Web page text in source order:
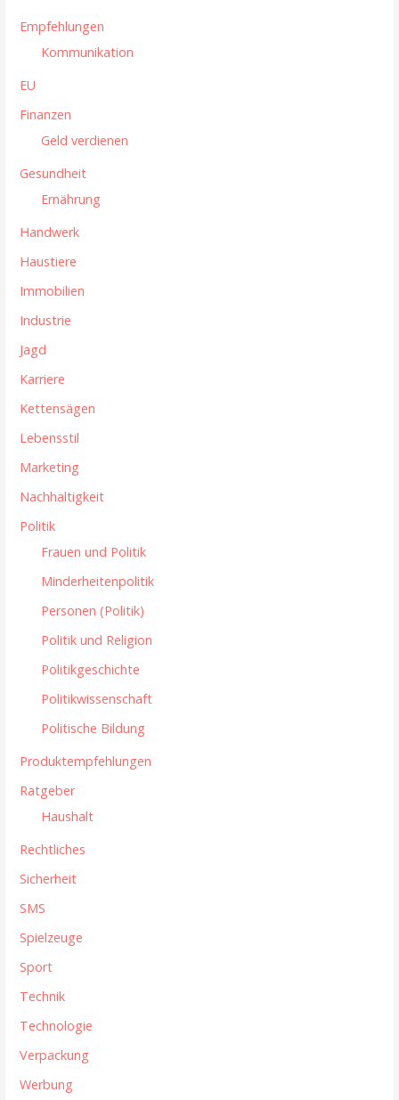
Empfehlungen
Kommunikation
EU
Finanzen
Geld verdienen
Gesundheit
Ernährung
Handwerk
Haustiere
Immobilien
Industrie
Jagd
Karriere
Kettensägen
Lebensstil
Marketing
Nachhaltigkeit
Politik
Frauen und Politik
Minderheitenpolitik
Personen (Politik)
Politik und Religion
Politikgeschichte
Politikwissenschaft
Politische Bildung
Produktempfehlungen
Ratgeber
Haushalt
Rechtliches
Sicherheit
SMS
Spielzeuge
Sport
Technik
Technologie
Verpackung
Werbung